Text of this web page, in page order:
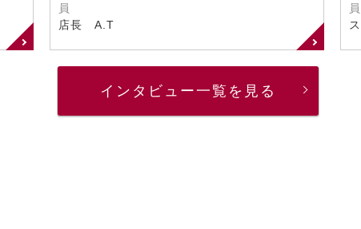
員
店長 A.T
員
インタビュー一覧を見る